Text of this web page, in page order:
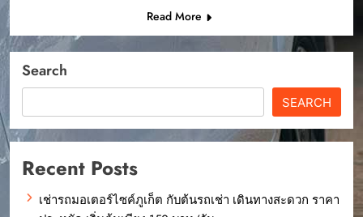
Read More
Search
SEARCH
Recent Posts
เช่ารถมอเตอร์ไซค์ภูเก็ต กับต้นรถเช่า เดินทางสะดวก ราคา